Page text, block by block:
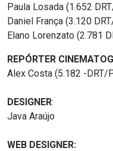
Paula Losada (1.652
Daniel França (3.120
Elano Lorenzato (2.781
REPÓRTER
Alex Costa (5.182 -DRT/
DESIGNER:
Java Araújo
WEB DESIGNER: